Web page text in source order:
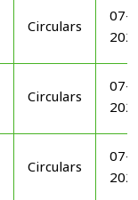
Circulars
07-
Circulars
07-
Circulars
07-